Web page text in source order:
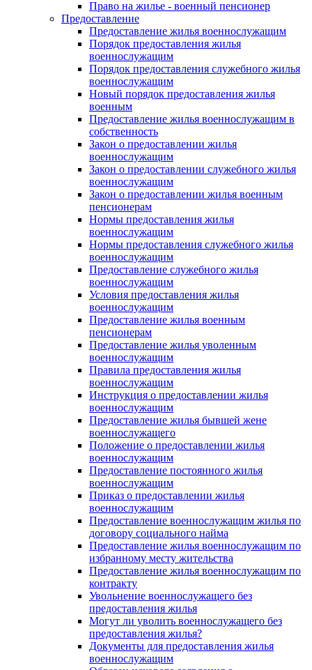
Право на жилье - военный пенсионер
Предоставление
Предоставление жилья военнослужащим
Порядок предоставления жилья
военнослужащим
Порядок предоставления служебного жилья
военнослужащим
Новый порядок предоставления жилья
военным
Предоставление жилья военнослужащим в
собственность
Закон о предоставлении жилья
военнослужащим
Закон о предоставлении служебного жилья
военнослужащим
Закон о предоставлении жилья военным
пенсионерам
Нормы предоставления жилья
военнослужащим
Нормы предоставления служебного жилья
военнослужащим
Предоставление служебного жилья
военнослужащим
Условия предоставления жилья
военнослужащим
Предоставление жилья военным
пенсионерам
Предоставление жилья уволенным
военнослужащим
Правила предоставления жилья
военнослужащим
Инструкция о предоставлении жилья
военнослужащим
Предоставление жилья бывшей жене
военнослужащего
Положение о предоставлении жилья
военнослужащим
Предоставление постоянного жилья
военнослужащим
Приказ о предоставлении жилья
военнослужащим
Предоставление военнослужащим жилья по
договору социального найма
Предоставление жилья военнослужащим по
избранному месту жительства
Предоставление жилья военнослужащим по
контракту
Увольнение военнослужащего без
предоставления жилья
Могут ли уволить военнослужащего без
предоставления жилья?
Документы для предоставления жилья
военнослужащим